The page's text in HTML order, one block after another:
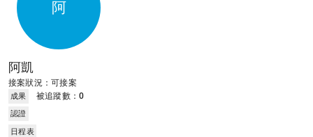
阿
阿凱
接案狀況：可接案
成果 被追蹤數：0
認證
日程表